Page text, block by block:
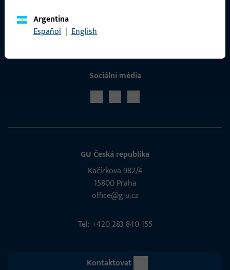
Argentina
Español | English
Sociální média
GU Česká republika
Kačírkova 982/4
15800 Praha
office@g-u.cz
Tel: +420 283 840-155
Kontaktovat